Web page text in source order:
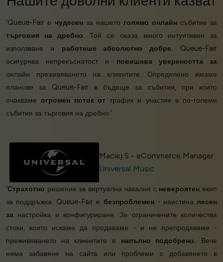
‘Queue-Fair е чудесенза нашето голямо онлайнсъбитие за
търговия на дребно. Той се оказа много интуитивен за
използване и работеше абсолютно добре. Queue-Fair
осигурява непрекъснатост и повишава увереността за
онлайн преживяването на клиентите. Определено имаме
планове за Queue-Fair в бъдеще за събития, при които
очаквамеогромен поток оттрафик и участие в по-големи
събития за търговия на дребно.’
Maciej S - eCommerce Manager
Universal Music
‘Страхотно решение за виртуална чакалня с невероятен екип
за поддръжка. Queue-Fair е безпроблемен- наистиналесен
за настройка и конфигуриране. За ограничените количества
стоки, които искаме да продаваме - и не препродаваме -
преживяването на клиентите е напълно подобрено. Вече
няма забавяне на сайта или проблеми с добавянето в